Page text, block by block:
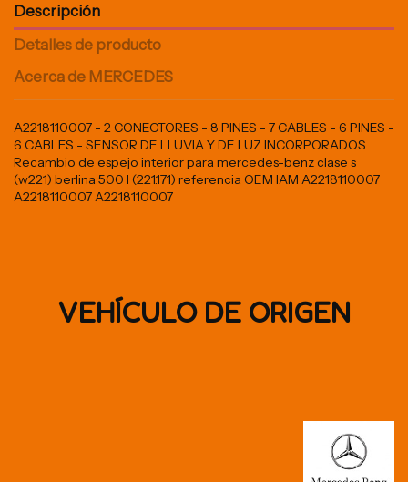
Descripción
Detalles de producto
Acerca de MERCEDES
A2218110007 - 2 CONECTORES - 8 PINES - 7 CABLES - 6 PINES -
6 CABLES - SENSOR DE LLUVIA Y DE LUZ INCORPORADOS.
Recambio de espejo interior para mercedes-benz clase s
(w221) berlina 500 l (221.171) referencia OEM IAM A2218110007
A2218110007 A2218110007
VEHÍCULO DE ORIGEN